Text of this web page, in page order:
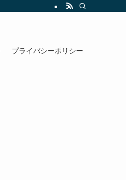
プライバシーポリシー